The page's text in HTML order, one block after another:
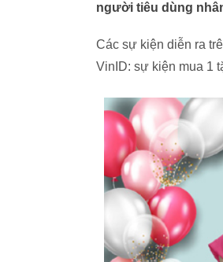
người tiêu dùng
Các sự kiện diễn ra
VinID: sự kiện mua 1